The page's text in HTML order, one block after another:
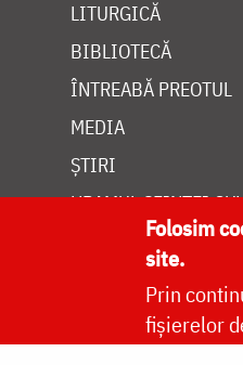
LITURGICĂ
BIBLIOTECĂ
ÎNTREABĂ PREOTUL
MEDIA
ȘTIRI
HRAMUL SFINTEI
Folosim
site.
Prin
fișierelor